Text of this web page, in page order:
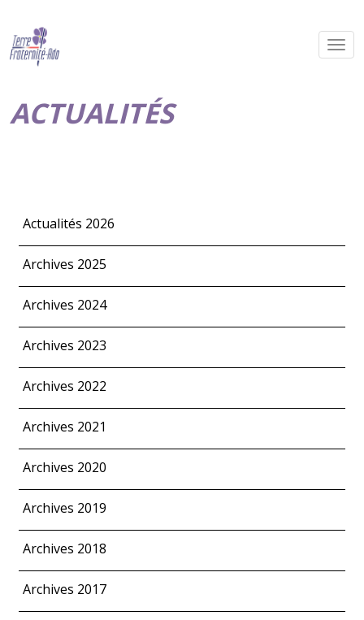
ACTUALITÉS
Actualités 2026
Archives 2025
Archives 2024
Archives 2023
Archives 2022
Archives 2021
Archives 2020
Archives 2019
Archives 2018
Archives 2017